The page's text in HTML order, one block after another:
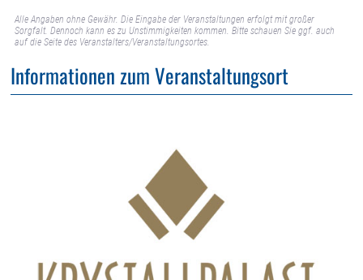
Alle Angaben ohne Gewähr. Die Eingabe der Veranstaltungen erfolgt mit großer
Sorgfalt. Dennoch kann es zu Unstimmigkeiten kommen. Bitte schauen Sie ggf. auch
auf die Seite des Veranstalters/Veranstaltungsortes.
Informationen zum Veranstaltungsort